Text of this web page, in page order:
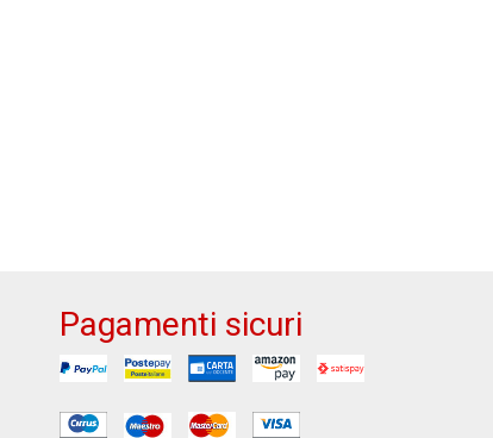
Pagamenti sicuri